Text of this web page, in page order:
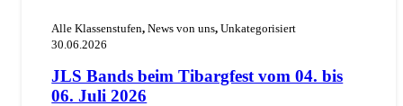
Alle Klassenstufen,News von uns,Unkategorisiert
30.06.2026
JLS Bands beim Tibargfest vom 04. bis
06. Juli 2026